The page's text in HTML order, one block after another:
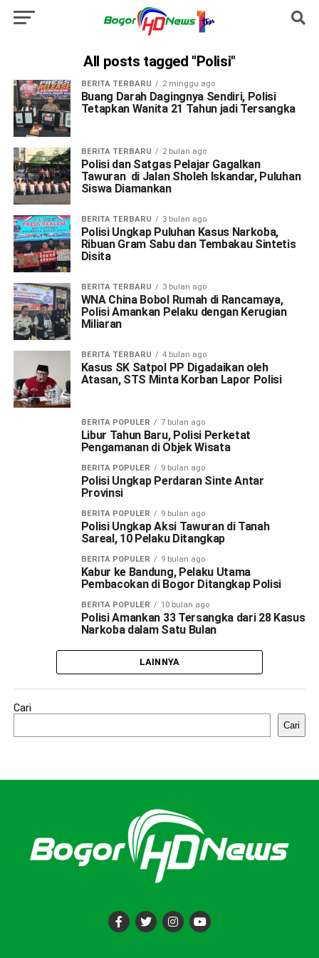
All posts tagged "Polisi"
BERITA TERBARU 2 minggu ago
Buang Darah Dagingnya Sendiri, Polisi
Tetapkan Wanita 21 Tahun jadi Tersangka
BERITA TERBARU 2 bulan ago
Polisi dan Satgas Pelajar Gagalkan
Tawuran di Jalan Sholeh Iskandar, Puluhan
Siswa Diamankan
BERITA TERBARU 3 bulan ago
Polisi Ungkap Puluhan Kasus Narkoba,
Ribuan Gram Sabu dan Tembakau Sintetis
Disita
BERITA TERBARU 3 bulan ago
WNA China Bobol Rumah di Rancamaya,
Polisi Amankan Pelaku dengan Kerugian
Miliaran
BERITA TERBARU 4 bulan ago
Kasus SK Satpol PP Digadaikan oleh
Atasan, STS Minta Korban Lapor Polisi
BERITA POPULER 7 bulan ago
Libur Tahun Baru, Polisi Perketat
Pengamanan di Objek Wisata
BERITA POPULER 9 bulan ago
Polisi Ungkap Perdaran Sinte Antar
Provinsi
BERITA POPULER 9 bulan ago
Polisi Ungkap Aksi Tawuran di Tanah
Sareal, 10 Pelaku Ditangkap
BERITA POPULER 9 bulan ago
Kabur ke Bandung, Pelaku Utama
Pembacokan di Bogor Ditangkap Polisi
BERITA POPULER 10 bulan ago
Polisi Amankan 33 Tersangka dari 28 Kasus
Narkoba dalam Satu Bulan
LAINNYA
Cari
Cari